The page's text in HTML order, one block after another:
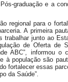
graduação e a
regional para o
A primeira
trabalhar junto ao
de Oferta de
ABC”, informou o
à população são
fortalecer essas
da Saúde”.